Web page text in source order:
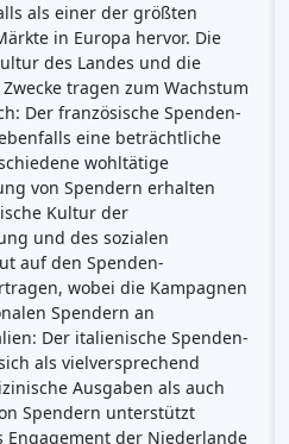
als einer der größten
in Europa hervor. Die
des Landes und die
tragen zum Wachstum
Der französische Spenden-
eine beträchtliche
wohltätige
von Spendern erhalten
Kultur der
und des sozialen
auf den Spenden-
wobei die Kampagnen
Spendern an
Der italienische Spenden-
als vielversprechend
Ausgaben als auch
Spendern unterstützt
Engagement der Niederlande